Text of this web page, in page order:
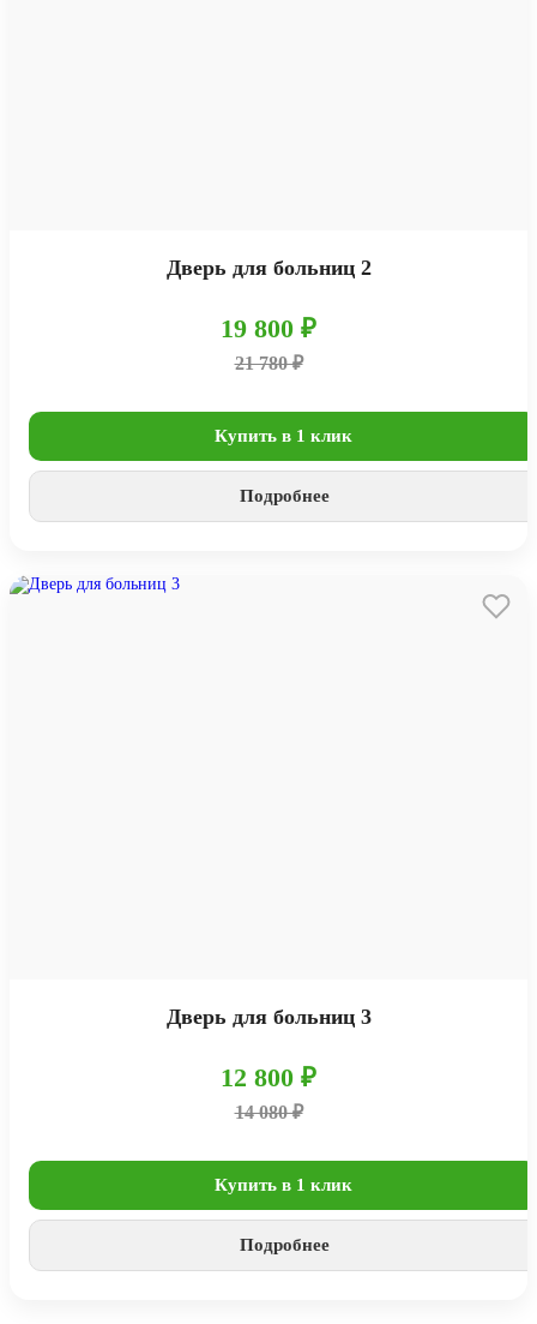
Дверь для больниц 2
19 800 ₽
21 780 ₽
Купить в 1 клик
Подробнее
Дверь для больниц 3
12 800 ₽
14 080 ₽
Купить в 1 клик
Подробнее